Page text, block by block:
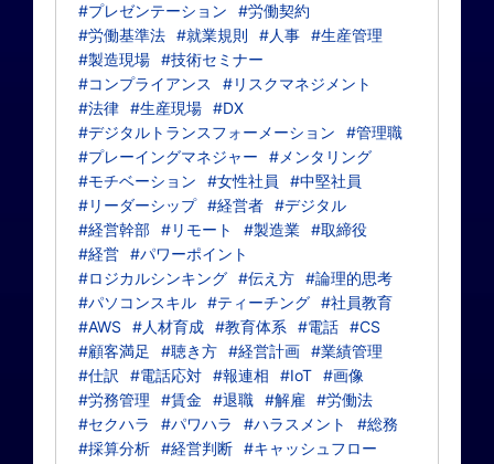
#プレゼンテーション
#労働契約
#労働基準法 #就業規則 #人事 #生産管理
#製造現場 #技術セミナー
#コンプライアンス
#リスクマネジメント
#法律 #生産現場 #DX
#デジタルトランスフォーメーション
#管理職
#プレーイングマネジャー
#メンタリング
#モチベーション
#女性社員
#中堅社員
#リーダーシップ #経営者 #デジタル
#経営幹部 #リモート #製造業 #取締役
#経営 #パワーポイント
#ロジカルシンキング #伝え方 #論理的思考
#パソコンスキル #ティーチング #社員教育
#AWS
#人材育成 #教育体系 #電話 #CS
#顧客満足
#聴き方 #経営計画 #業績管理
#仕訳
#電話応対 #報連相 #IoT #画像
#労務管理
#賃金 #退職 #解雇
#労働法
#セクハラ
#パワハラ #ハラスメント
#総務
#採算分析 #経営判断 #キャッシュフロー